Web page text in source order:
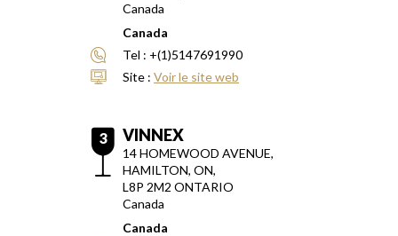
Canada
Canada
Tel : +(1)5147691990
Site : Voir le site web
3 VINNEX
14 HOMEWOOD AVENUE,
HAMILTON, ON,
L8P 2M2 ONTARIO
Canada
Canada